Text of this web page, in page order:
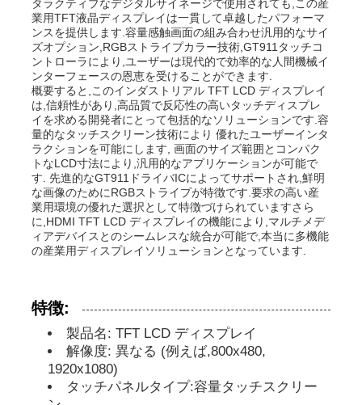
動画
私たちについて
工場見学
品質管理
お問い合わせ
事件
TFT LCDディスプレイ
タラクティブなデジタルサイネージで使用されても,この産
業用TFT液晶ディスプレイは一貫して卓越したパフォーマ
ンスを提供します.容量感触画面の組み合わせ汎用的なサイ
ズオプション,RGBストライプカラー技術,GT911タッチコ
ントローラにより,ユーザーは現代的で効率的な人間機械イ
ンターフェースの恩恵を受けることができます.
概要すると,このインダストリアル TFT LCD ディスプレイ
は,信頼性があり,高品質で反応性の高いタッチディスプレ
イを求める開発者にとって包括的なソリューションです.容
量的なタッチスクリーン技術により 優れたユーザーインタ
ラクションを可能にします, 画面のサイズ範囲とコンパク
トなLCD寸法により,汎用的なアプリケーションが可能で
す. 先進的なGT911ドライバICによってサポートされ,鮮明
な画像のためにRGBストライプが特徴です.要求の高い産
業用環境の優れた選択として特徴づけられていますさら
に,HDMI TFT LCD ディスプレイの機能により,マルチメデ
ィアデバイスとのシームレスな統合が可能で,本当に多機能
の産業用ディスプレイソリューションとなっています.
特徴:
製品名: TFT LCD ディスプレイ
解像度: 異なる (例えば,800x480,
1920x1080)
タッチパネルタイプ:容量タッチスクリー